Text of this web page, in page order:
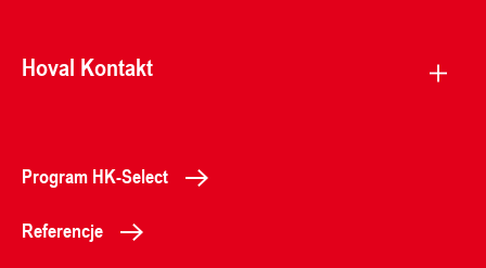
Hoval Kontakt
Program HK-Select
Referencje